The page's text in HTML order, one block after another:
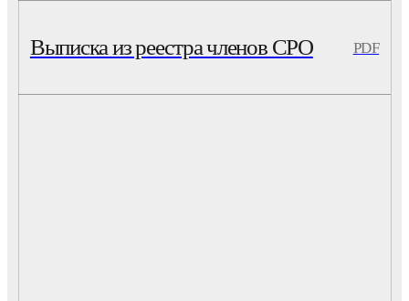
Выписка из реестра членов СРО PDF